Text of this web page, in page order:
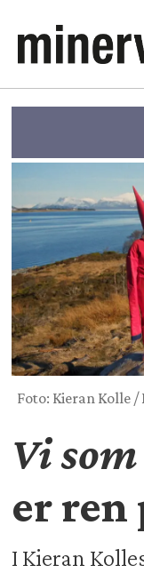
Foto: Kieran Kolle
Vi
er ren
I Kieran